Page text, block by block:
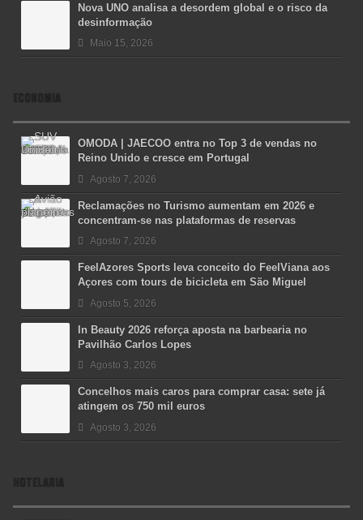
Nova UNO analisa a desordem global e o risco da
desinformação
Maio 15, 2026
ECONOMIA
OMODA | JAECOO entra no Top 3 de vendas no
Reino Unido e cresce em Portugal
Agosto 7, 2026
Reclamações no Turismo aumentam em 2026 e
concentram-se nas plataformas de reservas
Agosto 7, 2026
FeelAzores Sports leva conceito do FeelViana aos
Açores com tours de bicicleta em São Miguel
Agosto 5, 2026
In Beauty 2026 reforça aposta na barbearia no
Pavilhão Carlos Lopes
Agosto 3, 2026
Concelhos mais caros para comprar casa: sete já
atingem os 750 mil euros
Agosto 3, 2026
HOTELARIA